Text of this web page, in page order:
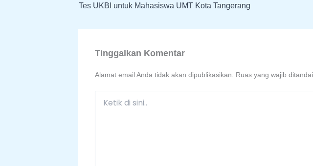
Tes UKBI untuk Mahasiswa UMT Kota Tangerang
Tinggalkan Komentar
Alamat email Anda tidak akan dipublikasikan. Ruas yang wajib ditandai